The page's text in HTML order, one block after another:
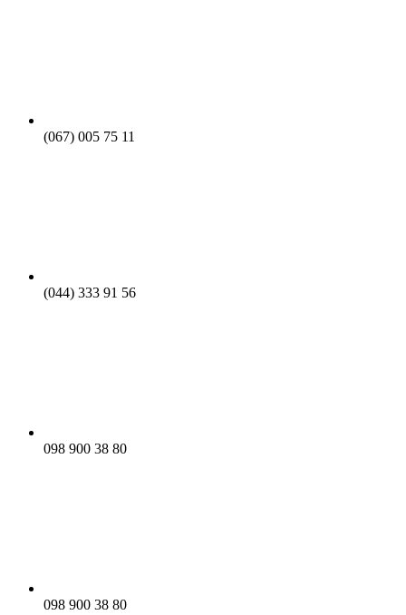
(067) 005 75 11
(044) 333 91 56
098 900 38 80
098 900 38 80